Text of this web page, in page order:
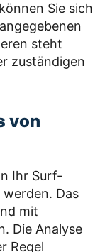
Sie sich
steht
zuständigen
von
Ihr Surf-
Das
mit
Die Analyse
Regel